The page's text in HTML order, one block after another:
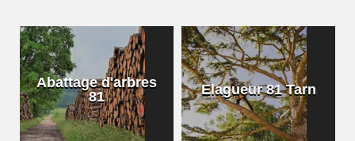
Abattage d'arbres
81
Elagueur 81 Tarn